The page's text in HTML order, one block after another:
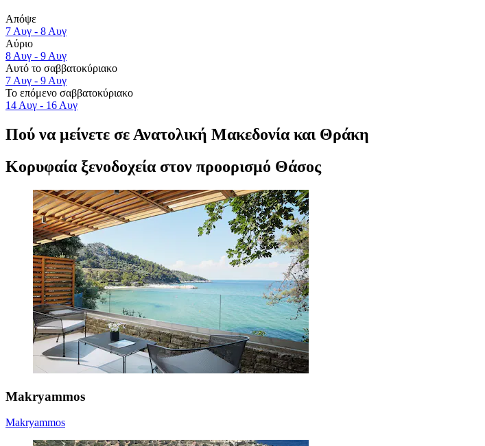
Απόψε
7 Αυγ - 8 Αυγ
Αύριο
8 Αυγ - 9 Αυγ
Αυτό το σαββατοκύριακο
7 Αυγ - 9 Αυγ
Το επόμενο σαββατοκύριακο
14 Αυγ - 16 Αυγ
Πού να μείνετε σε Ανατολική Μακεδονία και Θράκη
Κορυφαία ξενοδοχεία στον προορισμό Θάσος
Makryammos
Makryammos